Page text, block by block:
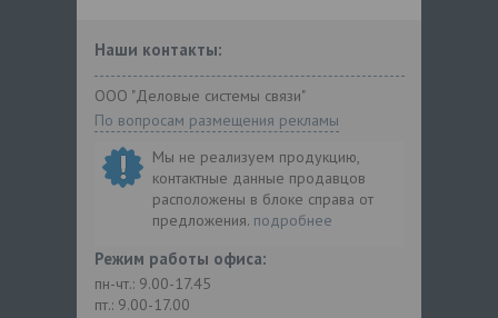
Наши контакты:
ООО "Деловые системы связи"
По вопросам размещения рекламы
Мы не реализуем продукцию,
контактные данные продавцов
расположены в блоке справа от
предложения. подробнее
Режим работы офиса:
пн-чт.: 9.00-17.45
пт.: 9.00-17.00